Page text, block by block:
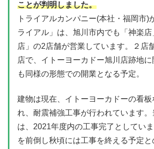
ことが判明しました。
トライアルカンパニー(本社・福岡市)
ライアル」は、旭川市内でも「神楽店
店」の2店舗が営業しています。２店
店で、イトーヨーカドー旭川店跡地
も同様の形態での開業となる予定。
建物は現在、イトーヨーカドーの看板
れ、耐震補強工事が行われています
は、2021年度内の工事完了としてい
を前倒し秋頃には工事を終える予定と